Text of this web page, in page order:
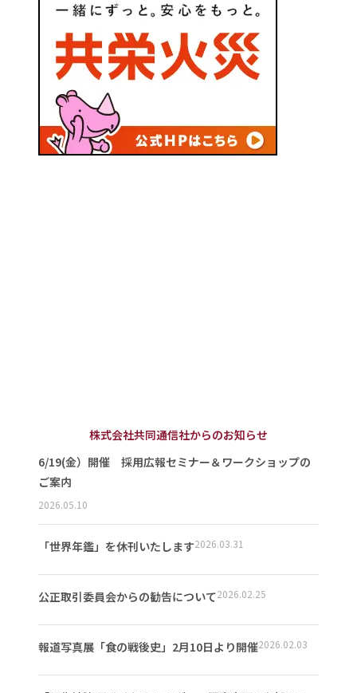
株式会社共同通信社からのお知らせ
6/19(金）開催 採用広報セミナー＆ワークショップの
ご案内
2026.05.10
「世界年鑑」を休刊いたします2026.03.31
公正取引委員会からの勧告について2026.02.25
報道写真展「食の戦後史」2月10日より開催2026.02.03